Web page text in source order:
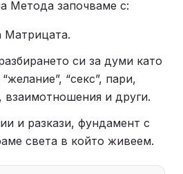
Метода започваме с:
Матрицата.
си за думи като
“секс”, пари,
взаимотношения и други.
и разкази, фундамент с
света в който живеем.